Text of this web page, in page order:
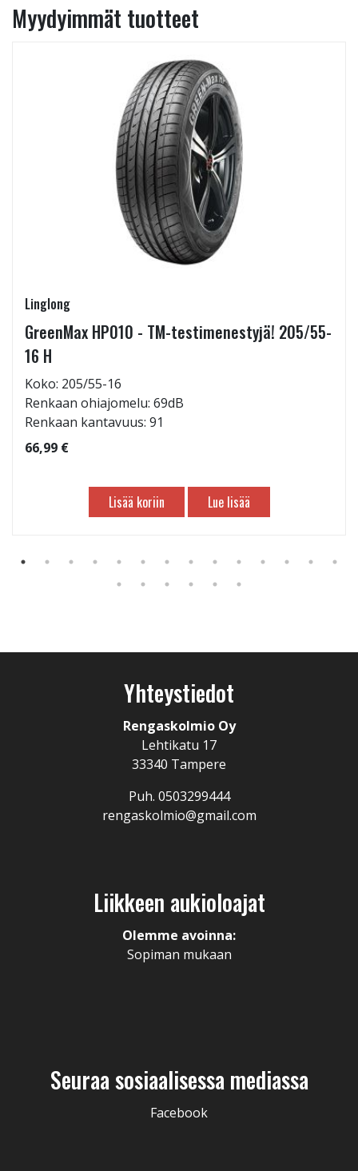
Myydyimmät tuotteet
Linglong
GreenMax HP010 - TM-testimenestyjä! 205/55-
16 H
Koko: 205/55-16
Renkaan ohiajomelu: 69dB
Renkaan kantavuus: 91
66,99 €
Lisää koriin Lue lisää
Yhteystiedot
Rengaskolmio Oy
Lehtikatu 17
33340 Tampere
Puh. 0503299444
rengaskolmio@gmail.com
Liikkeen aukioloajat
Olemme avoinna:
Sopiman mukaan
Seuraa sosiaalisessa mediassa
Facebook